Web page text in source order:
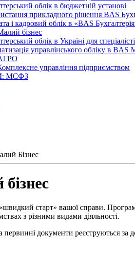
облік в бюджетній установі
прикладного рішення BAS
і кадровий облік в «BAS
бізнес
облік в Україні для
управлінського обліку в BAS
управління підприємством
МСФЗ
Бізнес
старт» вашої справи.
з різними видами діяльності.
первинні документи реєструються